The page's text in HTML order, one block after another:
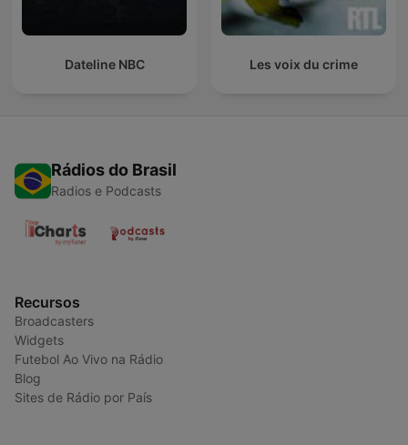
Dateline NBC Les voix du crime
Rádios do Brasil
Radios e Podcasts
Recursos
Broadcasters
Widgets
Futebol Ao Vivo na Rádio
Blog
Sites de Rádio por País